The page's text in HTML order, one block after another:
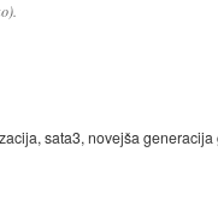
sata3, novejša generacija